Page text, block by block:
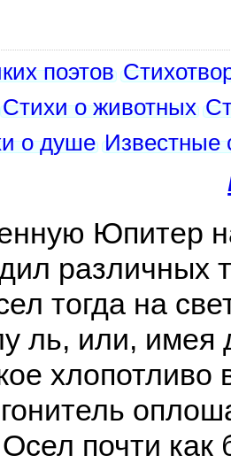
поэтов
Стихи о животных
о душе Известные
Юпитер
различных
тогда на
ль, или, имея
почти как